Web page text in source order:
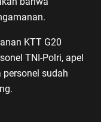
KTT G20
TNI-Polri, apel
sudah